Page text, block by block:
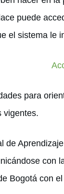
puede
el sistema le
para
vigentes.
de
con
Bogotá con